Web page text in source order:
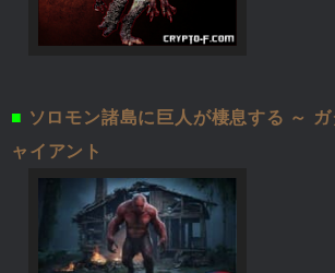
■ ソロモン諸島に巨人が棲息する ～
ャイアント